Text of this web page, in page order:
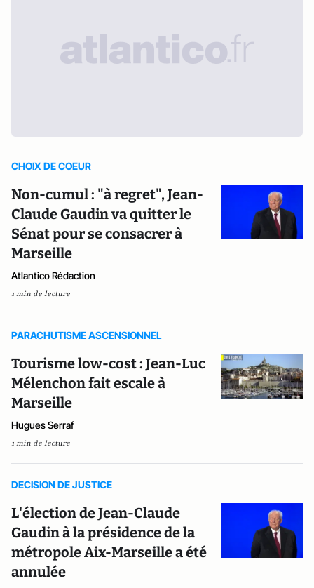
CHOIX DE COEUR
Non-cumul : "à regret", Jean-
Claude Gaudin va quitter le
Sénat pour se consacrer à
Marseille
Atlantico Rédaction
1 min de lecture
PARACHUTISME ASCENSIONNEL
Tourisme low-cost : Jean-Luc
Mélenchon fait escale à
Marseille
Hugues Serraf
1 min de lecture
DECISION DE JUSTICE
L'élection de Jean-Claude
Gaudin à la présidence de la
métropole Aix-Marseille a été
annulée